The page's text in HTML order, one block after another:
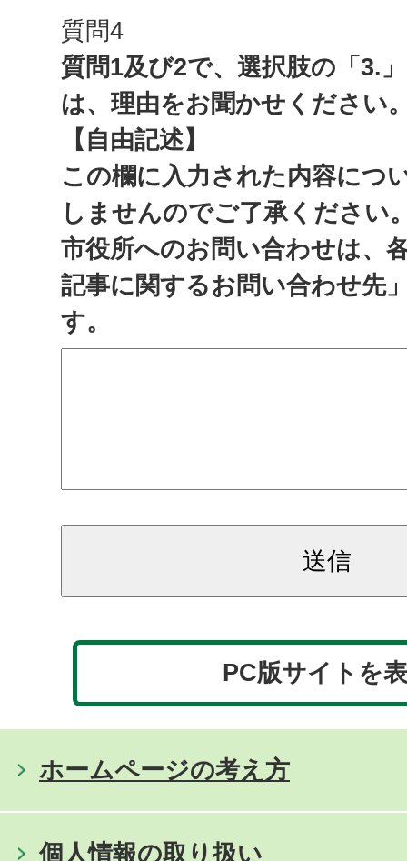
質問4
質問1及び2で、選択肢の「3.
は、理由をお聞かせください
【自由記述】
この欄に入力された内容につ
しませんのでご了承ください
市役所へのお問い合わせは、
記事に関するお問い合わせ先
す。
PC版サイトを
ホームページの考え方
個人情報の取り扱い